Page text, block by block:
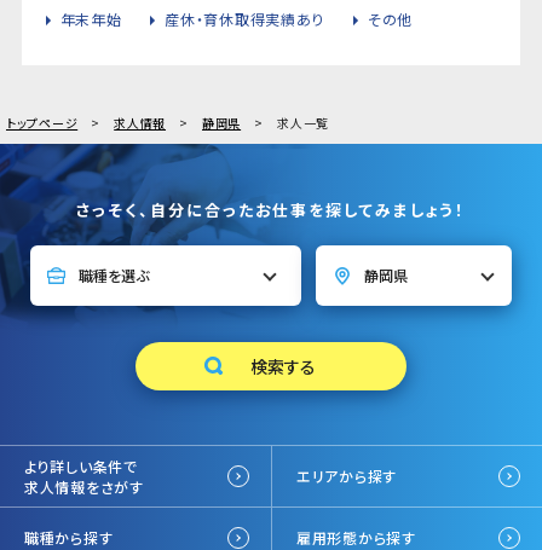
年末年始
産休・育休取得実績あり その他
トップページ 求人情報 静岡県 求人一覧
さっそく、自分に合ったお仕事を探してみましょう！
より詳しい条件で
求人情報をさがす
エリアから探す
職種から探す 雇用形態から探す